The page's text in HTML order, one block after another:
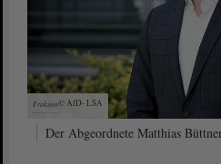
© AfD-
Fraktion LSA
Der Abgeordnete Matthias